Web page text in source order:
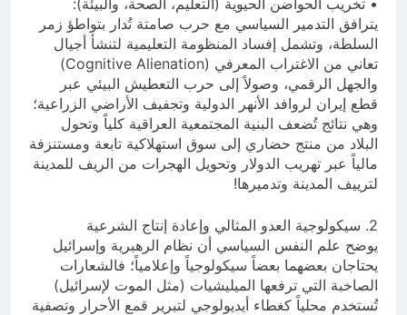
يترافق التدمير السياسي مع حرب صامتة تُدار بتواطؤ زمر
السلطة، وتشمل إفساد المنظومة التعليمية لتنشأ أجيال
تعاني من الاغتراب المعرفي (Cognitive Alienation)
والجهل الرقمي، وصولاً إلى حرب التعطيش البيئي عبر
قطع إيران لروافد الأنهر الدولية وتجفيف الأراضي الزراعية؛
وهي نتائج تُضعف البنية المجتمعية العراقية كلياً وتحول
البلاد من منتج حضاري إلى سوق استهلاكية تابعة ومستنزفة
مالياً عبر تهريب الدولار وتحويل الهجرات من الريف للمدينة
لترييف المدينة وتدميرها!
2. سيكولوجية العدو المثالي وإعادة إنتاج الشرعية
يوضح علم النفس السياسي أن نظام الرهبرية وإسرائيل
يحتاجان بعضهما بعضاً سيكولوجياً وإعلامياً؛ فالشعارات
الصاخبة التي ترفعها الميليشيات (مثل الموت لإسرائيل)
تُستخدم محلياً كغطاء أيديولوجي لتبرير قمع الأحرار وتصفية